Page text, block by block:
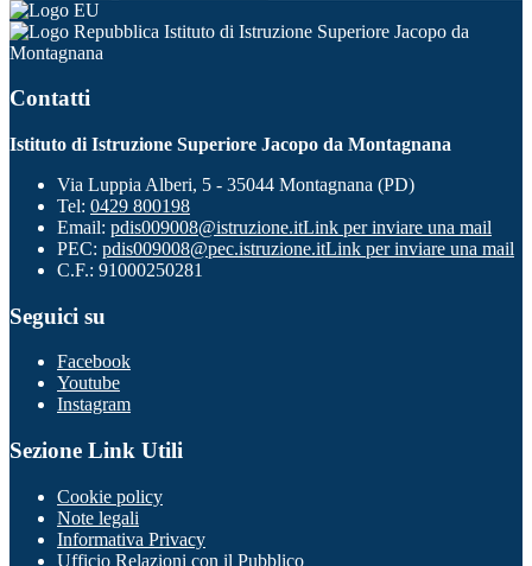
Istituto di Istruzione Superiore Jacopo da
Montagnana
Contatti
Istituto di Istruzione Superiore Jacopo da Montagnana
Via Luppia Alberi, 5 - 35044 Montagnana (PD)
Tel: 0429 800198
Email: pdis009008@istruzione.itLink per inviare una mail
PEC: pdis009008@pec.istruzione.itLink per inviare una mail
C.F.: 91000250281
Seguici su
Facebook
Youtube
Instagram
Sezione Link Utili
Cookie policy
Note legali
Informativa Privacy
Ufficio Relazioni con il Pubblico